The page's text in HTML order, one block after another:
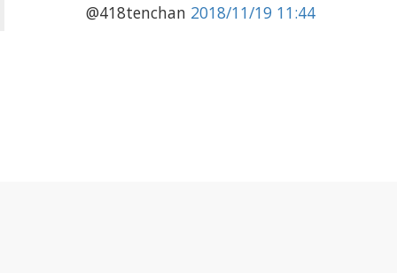
@418tenchan 2018/11/19 11:44